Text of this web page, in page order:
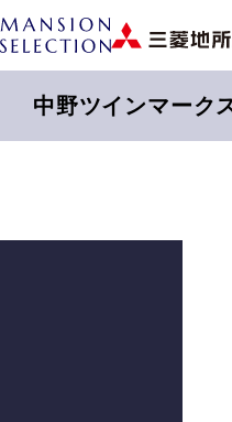
中野ツインマーク